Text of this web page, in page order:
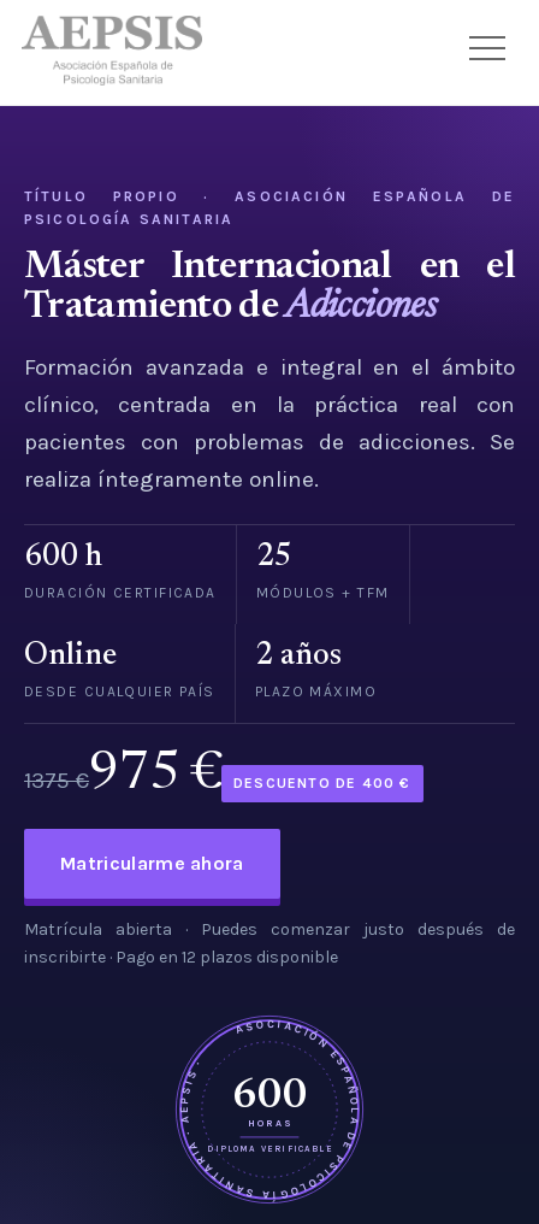
TÍTULO PROPIO · ASOCIACIÓN ESPAÑOLA DE
PSICOLOGÍA SANITARIA
Máster Internacional en el
Tratamiento deAdicciones
Formación avanzada e integral en el ámbito
clínico, centrada en la práctica real con
pacientes con problemas de adicciones. Se
realiza íntegramente online.
600 h
DURACIÓN CERTIFICADA
25
MÓDULOS + TFM
Online
DESDE CUALQUIER PAÍS
2 años
PLAZO MÁXIMO
1375 €975 € DESCUENTO DE 400 €
Matricularme ahora
Matrícula abierta · Puedes comenzar justo después de
inscribirte · Pago en 12 plazos disponible
ASOCIACIÓN ESPAÑOLA DE PSICOLOGÍA SANITARIA · AEPSIS ·
600
HORAS
DIPLOMA VERIFICABLE